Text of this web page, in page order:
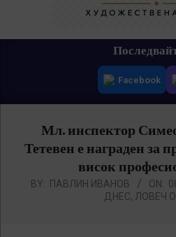
Facebook
Мл. инспектор
Тетевен е награден за
висок
BY: ПАВЛИН ИВАНОВ ON:
ДНЕС, ЛОВЕЧ